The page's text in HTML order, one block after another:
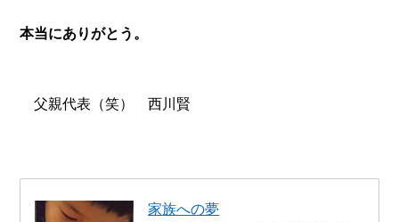
本当にありがとう。
父親代表（笑） 西川賢
家族への夢